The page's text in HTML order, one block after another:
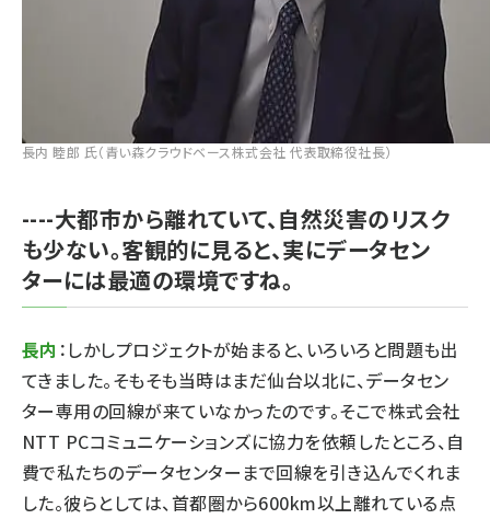
長内 睦郎 氏（青い森クラウドベース株式会社 代表取締役社長）
----大都市から離れていて、自然災害のリスク
も少ない。客観的に見ると、実にデータセン
ターには最適の環境ですね。
長内 ：しかしプロジェクトが始まると、いろいろと問題も出
てきました。そもそも当時はまだ仙台以北に、データセン
ター専用の回線が来ていなかったのです。そこで株式会社
NTT PCコミュニケーションズに協力を依頼したところ、自
費で私たちのデータセンターまで回線を引き込んでくれま
した。彼らとしては、首都圏から600km以上離れている点